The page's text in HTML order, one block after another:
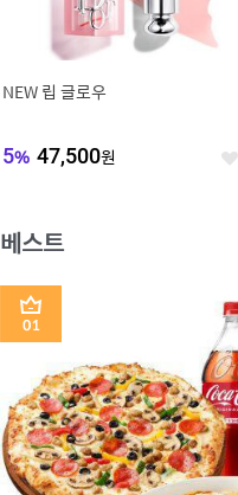
NEW 립 글로우
5% 47,500원 좋
베스트
1